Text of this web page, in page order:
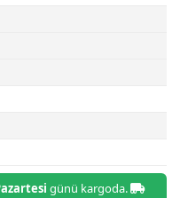
günü kargoda.